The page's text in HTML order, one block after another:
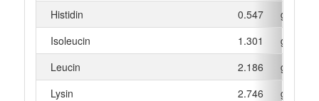
Histidin
0.547
g
Isoleucin
1.301
g
Leucin
2.186
g
Lysin
2.746
g